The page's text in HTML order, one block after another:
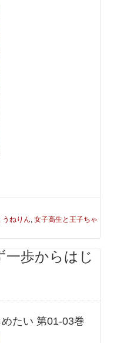
うねりん,女子高生と王子ちゃ
一歩からはじ
たい 第01-03巻